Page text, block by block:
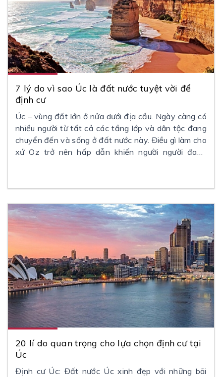
7 lý do vì sao Úc là đất nước tuyệt vời để
định cư
Úc – vùng đất lớn ở nửa dưới địa cầu. Ngày càng có
nhiều người từ tất cả các tầng lớp và dân tộc đang
chuyển đến và sống ở đất nước này. Điều gì làm cho
xứ Oz trở nên hấp dẫn khiến người người đang
20 lí do quan trọng cho lựa chọn định cư tại
Úc
Định cư Úc: Đất nước Úc xinh đẹp với những bãi